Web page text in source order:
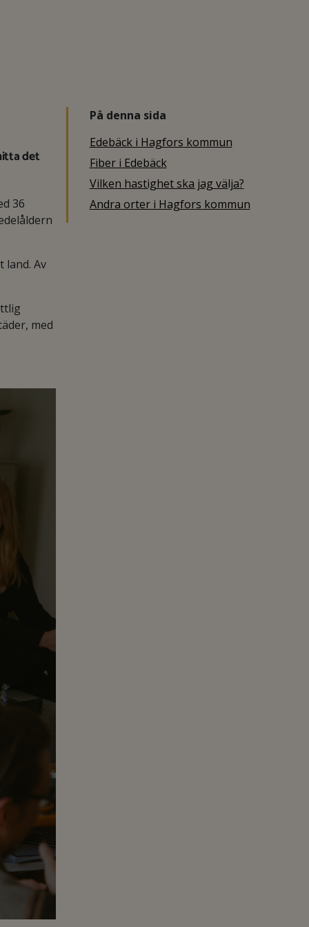
det
36
land. Av
med
På denna sida
Edebäck i Hagfors kommun
Fiber i Edebäck
Vilken hastighet ska jag välja?
Andra orter i Hagfors kommun